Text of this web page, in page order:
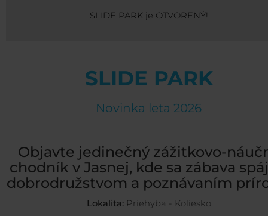
SLIDE PARK je OTVORENÝ!
SLIDE PARK
Novinka leta 2026
Objavte jedinečný zážitkovo-
chodník v Jasnej, kde sa zábava
dobrodružstvom a poznávaním
Lokalita: Priehyba - Koliesko